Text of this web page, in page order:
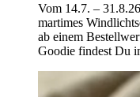
Vom 14.7. –
martimes
ab einem
Goodie findest Du